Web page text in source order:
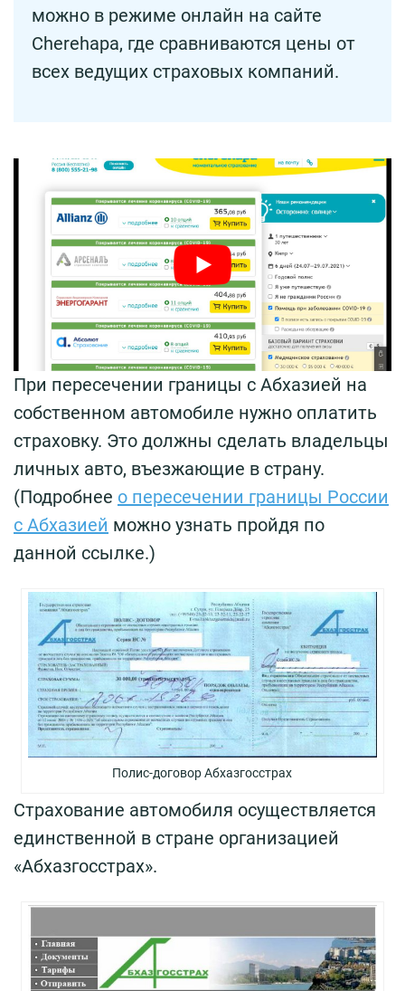
можно в режиме онлайн на сайте
Cherehapa, где сравниваются цены от
всех ведущих страховых компаний.
При пересечении границы с Абхазией на
собственном автомобиле нужно оплатить
страховку. Это должны сделать владельцы
личных авто, въезжающие в страну.
(Подробнее о пересечении границы России
с Абхазией можно узнать пройдя по
данной ссылке.)
Полис-договор Абхазгосстрах
Страхование автомобиля осуществляется
единственной в стране организацией
«Абхазгосстрах».